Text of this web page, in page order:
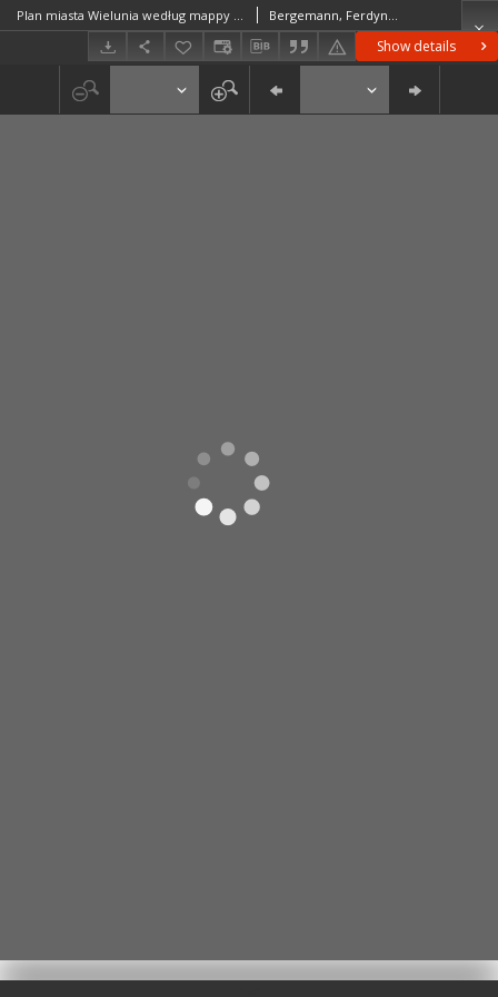
Show details
Plan miasta Wielunia według mappy z 1823 roku przez Jeometrę F. Bergemanna sporządzony Bergemann, FerdynandWolle, Ottomar